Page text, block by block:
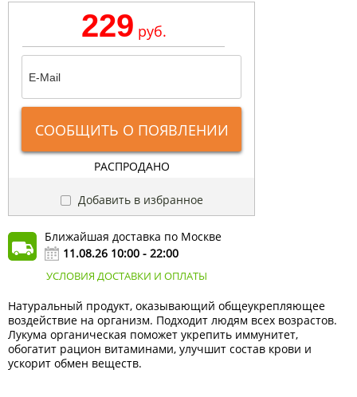
229 руб.
СООБЩИТЬ О ПОЯВЛЕНИИ
РАСПРОДАНО
Добавить в избранное
Ближайшая доставка по Москве
11.08.26 10:00 - 22:00
УСЛОВИЯ ДОСТАВКИ И ОПЛАТЫ
Натуральный продукт, оказывающий общеукрепляющее
воздействие на организм. Подходит людям всех возрастов.
Лукума органическая поможет укрепить иммунитет,
обогатит рацион витаминами, улучшит состав крови и
ускорит обмен веществ.